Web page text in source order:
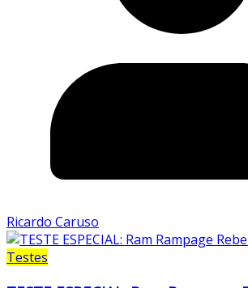
Ricardo Caruso
Testes